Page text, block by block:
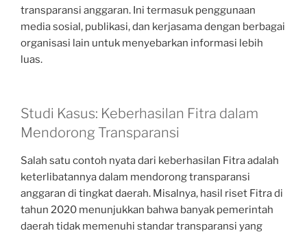
transparansi anggaran. Ini termasuk penggunaan
media sosial, publikasi, dan kerjasama dengan berbagai
organisasi lain untuk menyebarkan informasi lebih
luas.
Studi Kasus: Keberhasilan Fitra dalam
Mendorong Transparansi
Salah satu contoh nyata dari keberhasilan Fitra adalah
keterlibatannya dalam mendorong transparansi
anggaran di tingkat daerah. Misalnya, hasil riset Fitra di
tahun 2020 menunjukkan bahwa banyak pemerintah
daerah tidak memenuhi standar transparansi yang